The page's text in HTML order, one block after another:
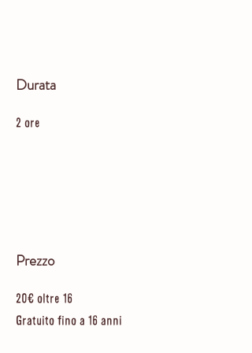
Durata
2 ore
Prezzo
20€ oltre 16
Gratuito fino a 16 anni